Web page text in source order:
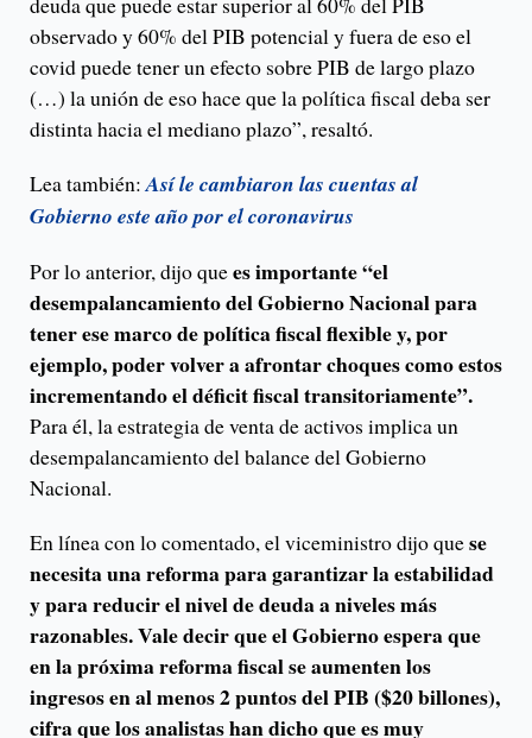
observado y 60% del PIB potencial y fuera de eso el
covid puede tener un efecto sobre PIB de largo plazo
(…) la unión de eso hace que la política fiscal deba ser
distinta hacia el mediano plazo”, resaltó.
Lea también: Así le cambiaron las cuentas al
Gobierno este año por el coronavirus
Por lo anterior, dijo quees importante “el
desempalancamiento del Gobierno Nacional para
tener ese marco de política fiscal flexible y, por
ejemplo, poder volver a afrontar choques como estos
incrementando el déficit fiscal transitoriamente”.
Para él, la estrategia de venta de activos implica un
desempalancamiento del balance del Gobierno
Nacional.
En línea con lo comentado, el viceministro dijo quese
necesita una reforma para garantizar la estabilidad
y para reducir el nivel de deuda a niveles más
razonables. Vale decir que el Gobierno espera que
en la próxima reforma fiscal se aumenten los
ingresos en al menos 2 puntos del PIB ($20 billones),
cifra que los analistas han dicho que es muy